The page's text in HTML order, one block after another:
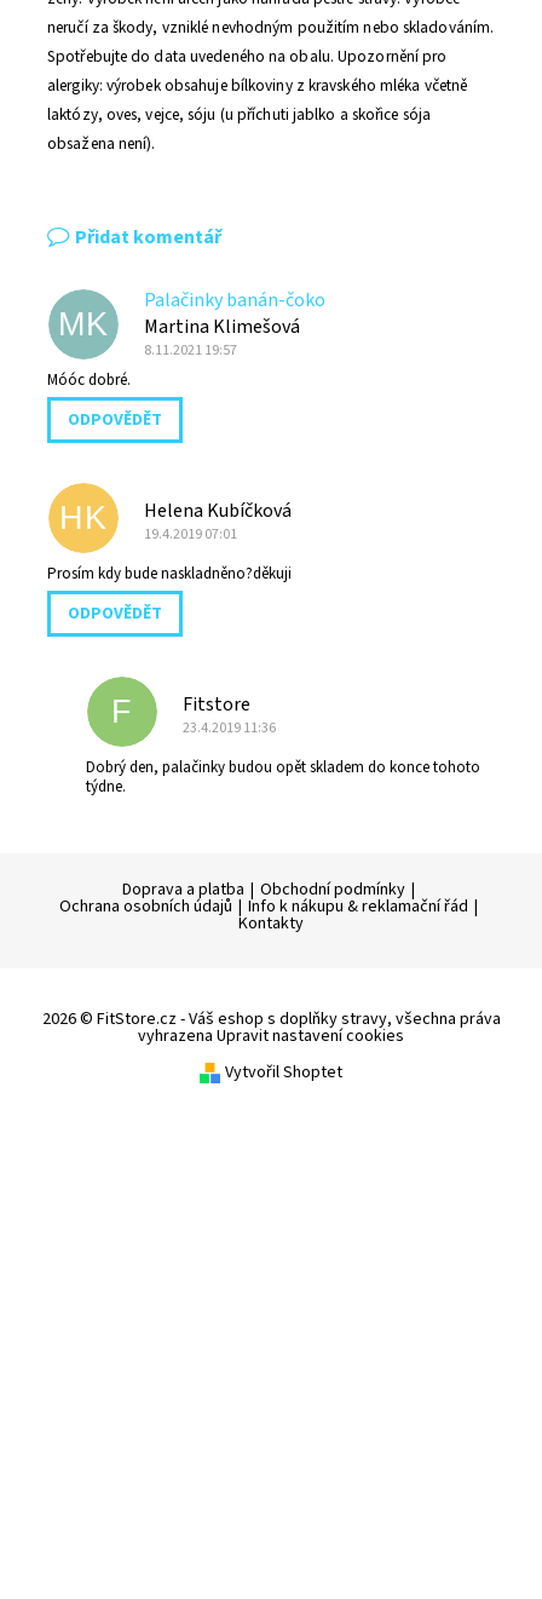
neručí za škody, vzniklé nevhodným použitím nebo skladováním.
Spotřebujte do data uvedeného na obalu. Upozornění pro
alergiky: výrobek obsahuje bílkoviny z kravského mléka včetně
laktózy, oves, vejce, sóju (u příchuti jablko a skořice sója
obsažena není).
Přidat komentář
MK
Palačinky banán-čoko
Martina Klimešová
8.11.2021 19:57
Móóc dobré.
ODPOVĚDĚT
HK Helena Kubíčková
19.4.2019 07:01
Prosím kdy bude naskladněno?děkuji
ODPOVĚDĚT
F Fitstore
23.4.2019 11:36
Dobrý den, palačinky budou opět skladem do konce tohoto
týdne.
Doprava a platba | Obchodní podmínky |
Ochrana osobních údajů | Info k nákupu & reklamační řád |
Kontakty
2026 © FitStore.cz - Váš eshop s doplňky stravy, všechna práva
vyhrazena Upravit nastavení cookies
Vytvořil Shoptet